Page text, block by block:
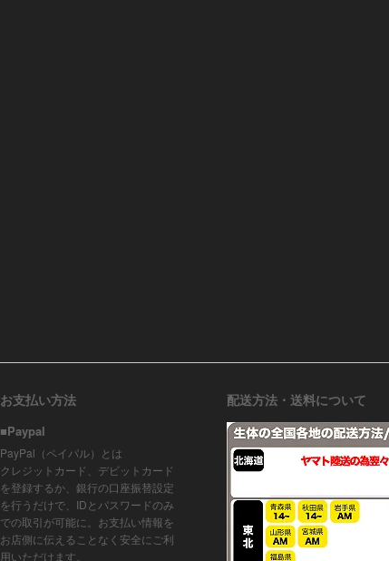
お支払い方法
■Paypal
PayPal（ペイパル）とは
クレジットカード、デビットカード
を登録するか、銀行の口座振替設定
を行うだけで、IDとパスワードのみ
での取引が可能に。お支払い情報を
お店側に伝えることなく安全にご利
用いただけます。
配送方法・送料について